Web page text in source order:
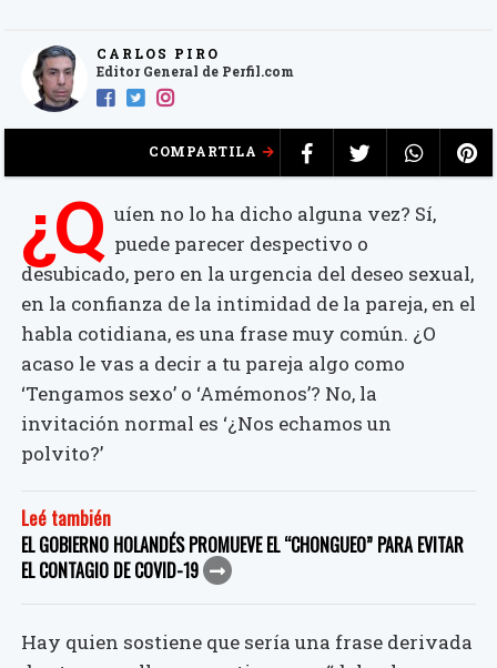
CARLOS PIRO
Editor General de Perfil.com
COMPARTILA
¿Q uíen no lo ha dicho alguna vez? Sí,
puede parecer despectivo o
desubicado, pero en la urgencia del deseo sexual,
en la confianza de la intimidad de la pareja, en el
habla cotidiana, es una frase muy común. ¿O
acaso le vas a decir a tu pareja algo como
‘Tengamos sexo’ o ‘Amémonos’? No, la
invitación normal es ‘¿Nos echamos un
polvito?’
Leé también
EL GOBIERNO HOLANDÉS PROMUEVE EL “CHONGUEO” PARA EVITAR
EL CONTAGIO DE COVID-19
Hay quien sostiene que sería una frase derivada